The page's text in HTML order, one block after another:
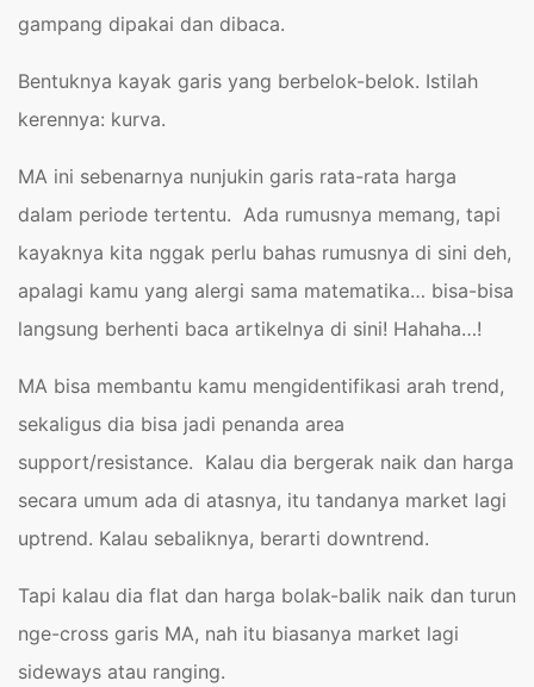
gampang dipakai dan dibaca.
Bentuknya kayak garis yang berbelok-belok. Istilah
kerennya: kurva.
MA ini sebenarnya nunjukin garis rata-rata harga
dalam periode tertentu. Ada rumusnya memang, tapi
kayaknya kita nggak perlu bahas rumusnya di sini deh,
apalagi kamu yang alergi sama matematika… bisa-bisa
langsung berhenti baca artikelnya di sini! Hahaha…!
MA bisa membantu kamu mengidentifikasi arah trend,
sekaligus dia bisa jadi penanda area
support/resistance. Kalau dia bergerak naik dan harga
secara umum ada di atasnya, itu tandanya market lagi
uptrend. Kalau sebaliknya, berarti downtrend.
Tapi kalau dia flat dan harga bolak-balik naik dan turun
nge-cross garis MA, nah itu biasanya market lagi
sideways atau ranging.